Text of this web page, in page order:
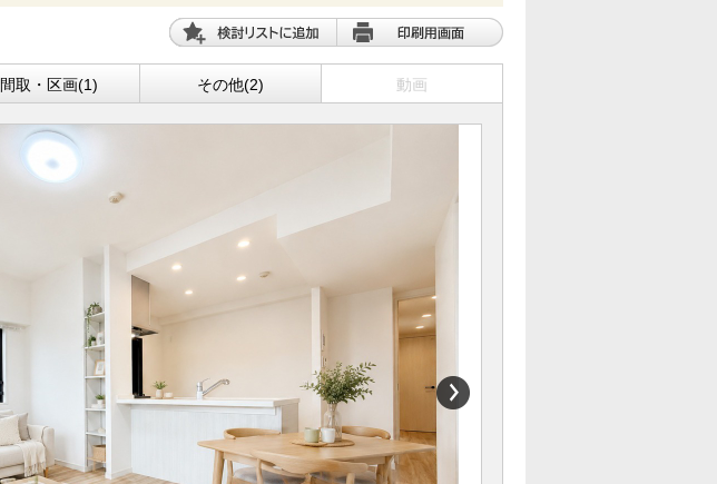
間取・区画(1) その他(2) 動画